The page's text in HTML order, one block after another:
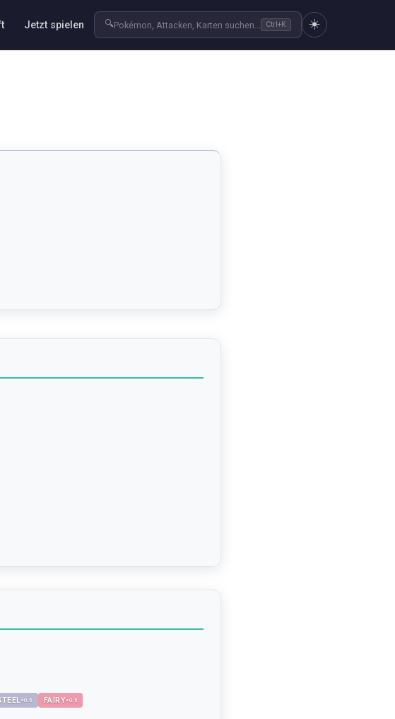
Jetzt spielen 🔍Pokémon, Attacken, Karten suchen... Ctrl+K ☀️
×0.5 FAIRY×0.5